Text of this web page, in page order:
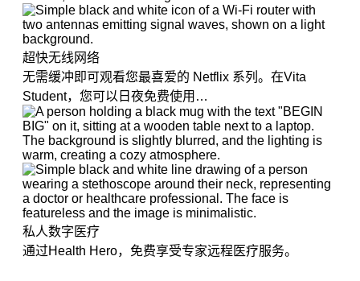
超快无线网络
无需缓冲即可观看您最喜爱的 Netflix 系列。在Vita
Student，您可以日夜免费使用…
私人数字医疗
通过Health Hero，免费享受专家远程医疗服务。